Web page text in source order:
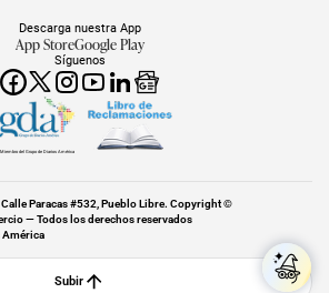
Síguenos
Descarga nuestra App
App StoreGoogle Play
Miembro del Grupo de Diarios América
Paracas #532, Pueblo Libre. Copyright ©
— Todos los derechos reservados
América
Subir